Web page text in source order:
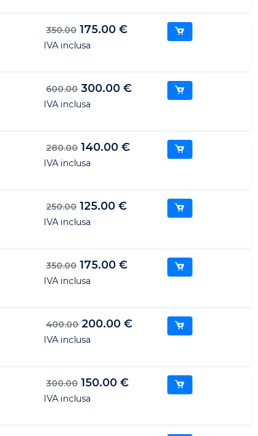
350.00 175.00 €
IVA inclusa
600.00 300.00 €
IVA inclusa
280.00 140.00 €
IVA inclusa
250.00 125.00 €
IVA inclusa
350.00 175.00 €
IVA inclusa
400.00 200.00 €
IVA inclusa
300.00 150.00 €
IVA inclusa